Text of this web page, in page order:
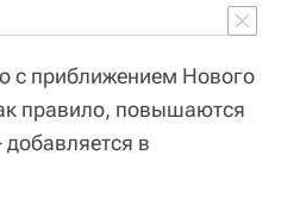
с приближением Нового
правило, повышаются
в